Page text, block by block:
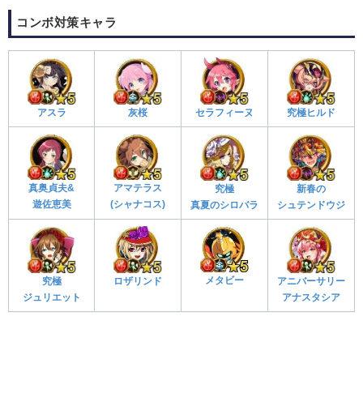
コンボ対策キャラ
アスラ 灰桜 セラフィーヌ 究極ヒルド
真奥貞夫&
遊佐恵美
アマテラス
(シャナコス)
究極
真夏のシロバラ
新春の
シュテンドウジ
究極
ジュリエット
ロザリンド メタビー
アニバーサリー
アナスタシア